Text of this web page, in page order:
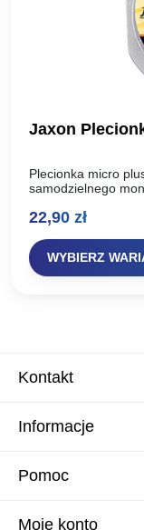
Jaxon
Plecionka micro
samodzielnego
22,90 zł
WYBIERZ
Kontakt
Informacje
Pomoc
Moje konto